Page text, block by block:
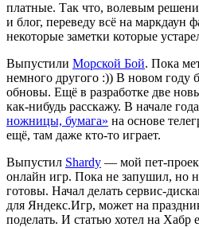
платные. Так что, волевым
и блог, переведу всё на
некоторые заметки которые
Выпустили Морской Бой. Пока
немного другого :)) В новом году
обновы. Ещё в разработке две
как-нибудь расскажу. В начале
ножницы, бумага» на основе
ещё, там даже кто-то играет.
Выпустил Shardy — мой пет-
онлайн игр. Пока не запушил, но
готовы. Начал делать сервис-
для Яндекс.Игр, может на
поделать. И статью хотел на Хабр